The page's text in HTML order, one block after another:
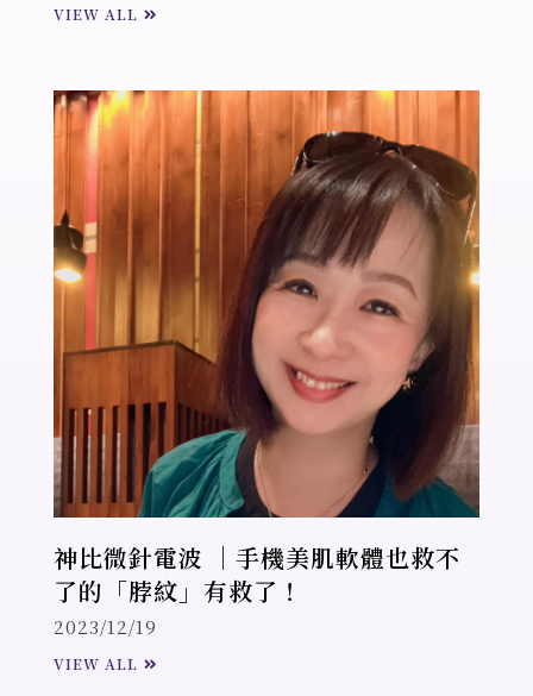
VIEW ALL
神比微針電波 ｜手機美肌軟體也救不
了的「脖紋」有救了！
2023/12/19
VIEW ALL